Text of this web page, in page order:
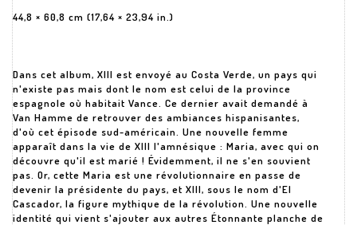
44,8 × 60,8 cm (17,64 × 23,94 in.)
Dans cet album, XIII est envoyé au Costa Verde, un pays qui
n'existe pas mais dont le nom est celui de la province
espagnole où habitait Vance. Ce dernier avait demandé à
Van Hamme de retrouver des ambiances hispanisantes,
d'où cet épisode sud-américain. Une nouvelle femme
apparaît dans la vie de XIII l'amnésique : Maria, avec qui on
découvre qu'il est marié ! Évidemment, il ne s'en souvient
pas. Or, cette Maria est une révolutionnaire en passe de
devenir la présidente du pays, et XIII, sous le nom d'El
Cascador, la figure mythique de la révolution. Une nouvelle
identité qui vient s'ajouter aux autres Étonnante planche de